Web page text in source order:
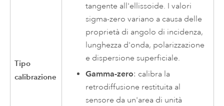
Tipo
calibrazione
tangente all'ellissoide. I valori
sigma-zero variano a causa delle
proprietà di angolo di incidenza,
lunghezza d'onda, polarizzazione
e dispersione superficiale.
Gamma-zero: calibra la
retrodiffusione restituita al
sensore da un'area di unità